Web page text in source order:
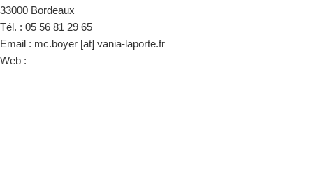
33000 Bordeaux
Tél. : 05 56 81 29 65
Email : mc.boyer [at] vania-laporte.fr
Web :